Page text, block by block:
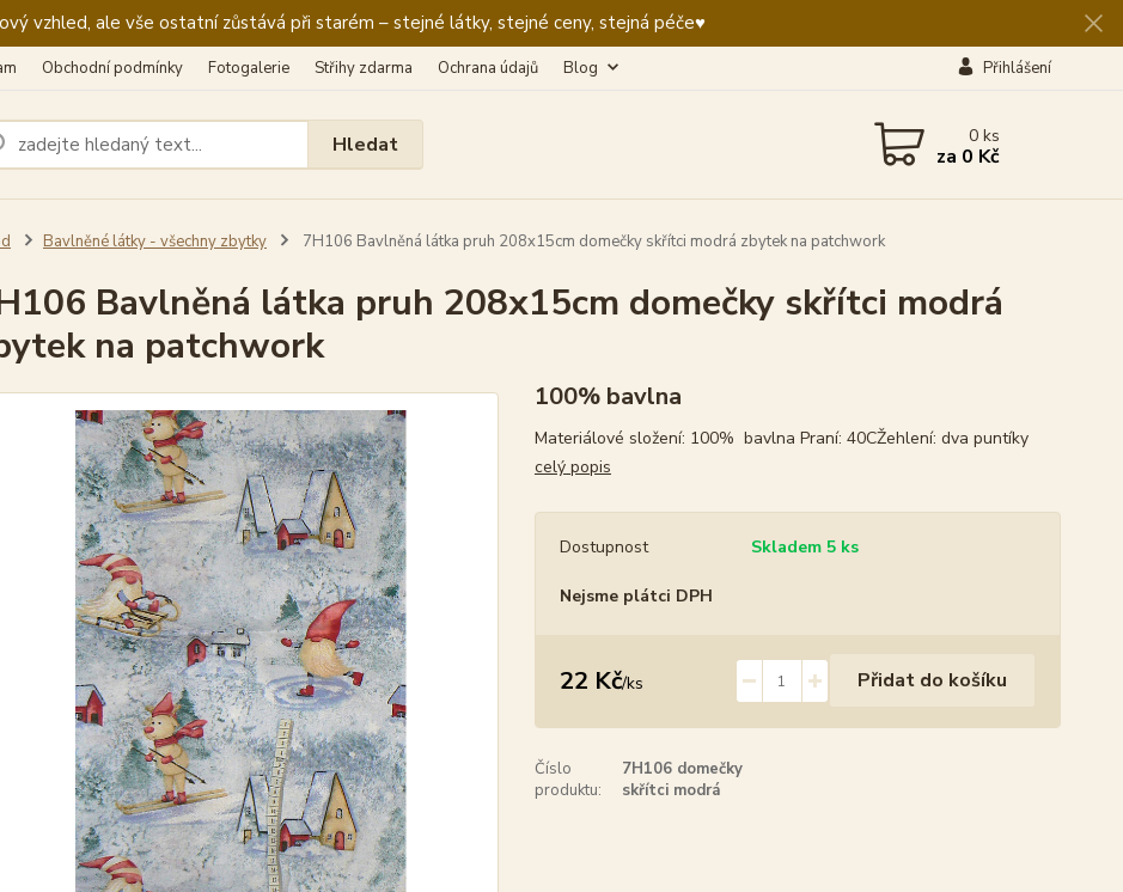
vzhled, ale vše ostatní zůstává při starém – stejné látky, stejné ceny, stejná péče♥️
Obchodní podmínky Fotogalerie Střihy zdarma Ochrana údajů Blog Přihlášení
Hledat 0ks
za 0 Kč
Bavlněné látky - všechny zbytky 7H106 Bavlněná látka pruh 208x15cm domečky skřítci modrá zbytek na patchwork
Bavlněná látka pruh 208x15cm domečky skřítci modrá
na patchwork
100% bavlna
Materiálové složení: 100% bavlna Praní: 40CŽehlení: dva puntíky
celý popis
Dostupnost Skladem 5 ks
Nejsme plátci DPH
22 Kč/ks Přidat do košíku
Číslo
produktu:
7H106 domečky
skřítci modrá